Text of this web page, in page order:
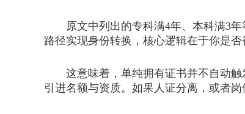
原文中列出的专科满4年、本科满3年
路径实现身份转换，核心逻辑在于你是
这意味着，单纯拥有证书并不自动触
引进名额与资质。如果人证分离，或者